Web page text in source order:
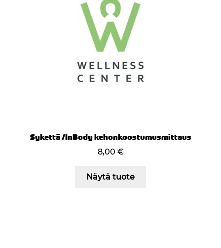
Sykettä /InBody kehonkoostumusmittaus
8,00 €
Näytä tuote